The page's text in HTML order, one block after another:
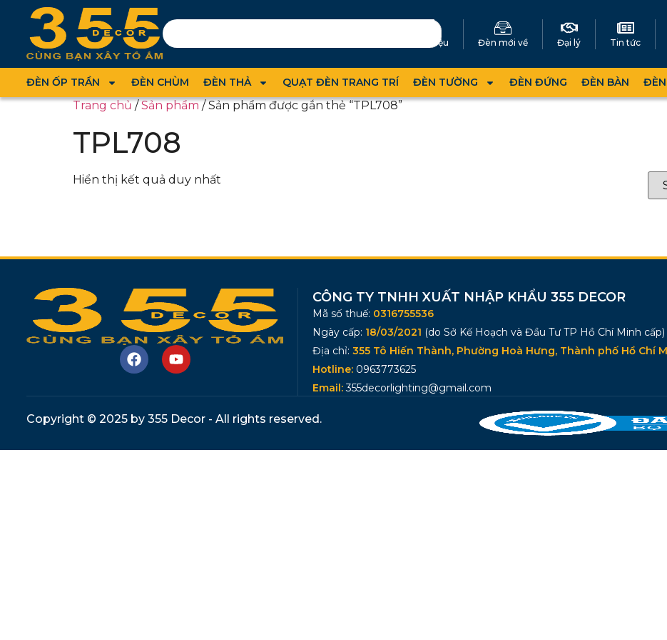
Giới thiệu Đèn mới về Đại lý Tin tức
ĐÈN ỐP TRẦN ĐÈN CHÙM ĐÈN THẢ QUẠT ĐÈN TRANG TRÍ ĐÈN TƯỜNG ĐÈN ĐỨNG ĐÈN BÀN
Trang chủ/Sản phẩm/ Sản phẩm được gắn thẻ “TPL708”
TPL708
Hiển thị kết quả duy nhất
CÔNG TY TNHH XUẤT NHẬP KHẨU 355 DECOR
Mã số thuế: 0316755536
Ngày cấp: 18/03/2021 (do Sở Kế Hoạch và Đầu Tư TP Hồ Chí Minh cấp)
Địa chỉ: 355 Tô Hiến Thành, Phường Hoà Hưng, Thành phố Hồ Chí
Hotline: 0963773625
Email:355decorlighting@gmail.com
Copyright © 2025 by 355 Decor - All rights reserved.